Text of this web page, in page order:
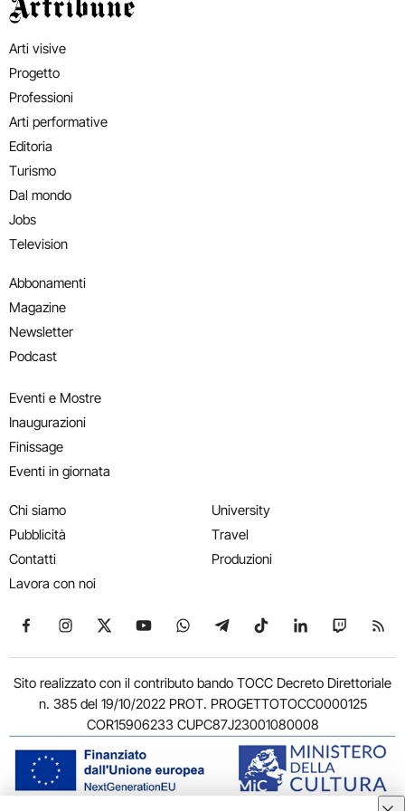
Artribune
Arti visive
Progetto
Professioni
Arti performative
Editoria
Turismo
Dal mondo
Jobs
Television
Abbonamenti
Magazine
Newsletter
Podcast
Eventi e Mostre
Inaugurazioni
Finissage
Eventi in giornata
Chi siamo
Pubblicità
Contatti
Lavora con noi
University
Travel
Produzioni
Seguici su Facebook
Seguici su Instagram
Seguici su X
Seguici su YouTube
Seguici su WhatsApp
Seguici su Telegram
Seguici su TikTok
Seguici su
Seguici
Sito realizzato con il contributo bando TOCC Decreto Direttoriale
n. 385 del 19/10/2022 PROT. PROGETTOTOCC0000125
COR15906233 CUPC87J23001080008